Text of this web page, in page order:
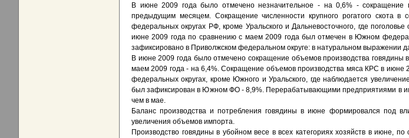
В июне 2009 года было отмечено незначительное - на 0,6% - сокращение
предыдущим месяцем. Сокращение численности крупного рогатого скота в
федеральных округах РФ, кроме Уральского и Дальневосточного, где
июне 2009 года по сравнению с маем 2009 года был отмечен в Южном
зафиксировано в Приволжском федеральном округе: в натуральном выражении
В июне 2009 года было отмечено сокращение объемов производства говядины
маем 2009 года - на 6,4%. Сокращение объемов производства мяса КРС в июне
федеральных округах, кроме Южного и Уральского, где наблюдается
был зафиксирован в Южном ФО - 8,9%. Перерабатывающими предприятиями в
чем в мае.
Баланс производства и потребления говядины в июне формировался под
увеличения объемов импорта.
Производство говядины в убойном весе в всех категориях хозяйств в июне,